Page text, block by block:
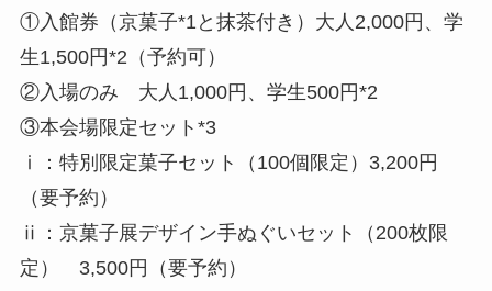
①入館券（京菓子*1と抹茶付き）大人2,000円、学
生1,500円*2（予約可）
②入場のみ 大人1,000円、学生500円*2
③本会場限定セット*3
ⅰ：特別限定菓子セット（100個限定）3,200円
（要予約）
ⅱ：京菓子展デザイン手ぬぐいセット（200枚限
定） 3,500円（要予約）